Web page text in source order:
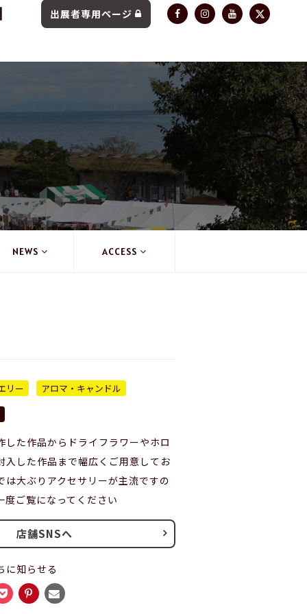
出展者専用ページ
NEWS ACCESS
リー
アロマ・キャンドル
した作品からドライフラワーやホロ
入した作品まで幅広くご用意してお
は大ぶりアクセサリーが主流ですの
度ご覧になってください
店舗SNSへ
に知らせる